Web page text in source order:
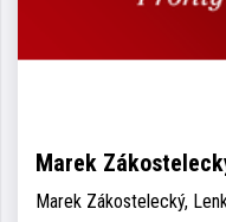
Marek
Marek Zákostelecký,